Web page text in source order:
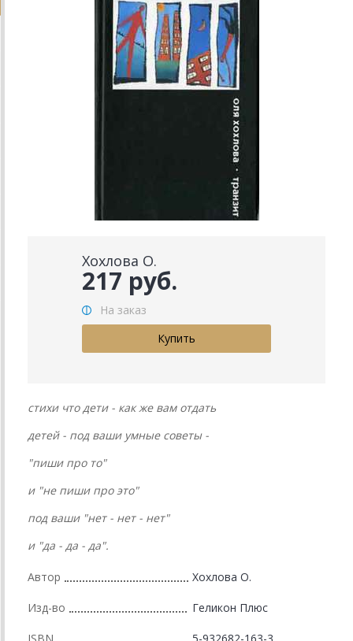
Хохлова О.
217 руб.
На заказ
стихи что дети - как же вам отдать
детей - под ваши умные советы -
"пиши про то"
и "не пиши про это"
под ваши "нет - нет - нет"
и "да - да - да".
Автор Хохлова О.
Изд-во Геликон Плюс